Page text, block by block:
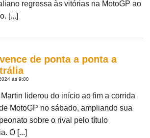
regressa às vitórias na MotoGP ao
[...]
de ponta a ponta a
às 9:00
liderou do início ao fim a corrida
MotoGP no sábado, ampliando sua
sobre o rival pelo título
O [...]